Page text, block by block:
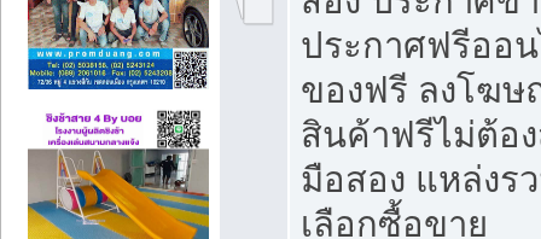
ประกาศฟรีออ
ของฟรี ลงโฆ
สินค้าฟรีไม่ต้อ
มือสอง แหล่งร
เลือกซื้อขาย